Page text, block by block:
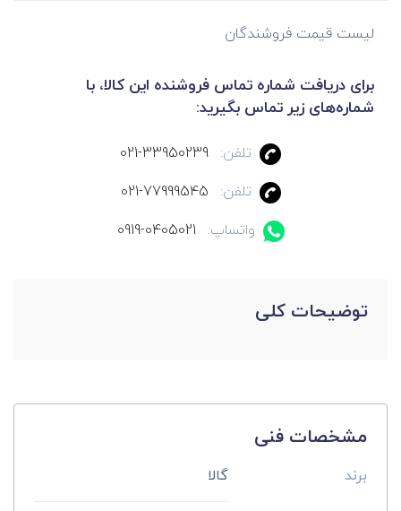
لیست قیمت فروشندگان
برای دریافت شماره تماس فروشنده این کالا، با
شماره‌های زیر تماس بگیرید:
تلفن:
021-33950239
تلفن:
021-77999545
واتساپ:
0919-0405021
توضیحات کلی
مشخصات فنی
برند گالا